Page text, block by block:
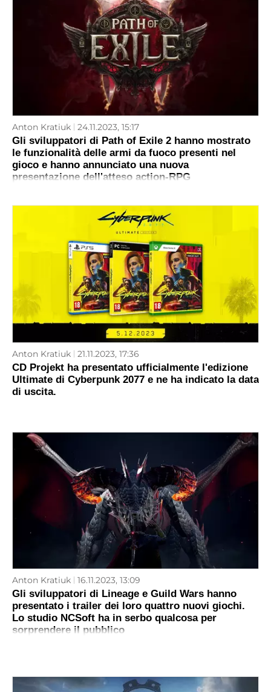
Anton Kratiuk 24.11.2023, 15:17
Gli sviluppatori di Path of Exile 2 hanno mostrato
le funzionalità delle armi da fuoco presenti nel
gioco e hanno annunciato una nuova
presentazione dell'atteso action-RPG
Anton Kratiuk 21.11.2023, 17:36
CD Projekt ha presentato ufficialmente l'edizione
Ultimate di Cyberpunk 2077 e ne ha indicato la data
di uscita.
Anton Kratiuk 16.11.2023, 13:09
Gli sviluppatori di Lineage e Guild Wars hanno
presentato i trailer dei loro quattro nuovi giochi.
Lo studio NCSoft ha in serbo qualcosa per
sorprendere il pubblico